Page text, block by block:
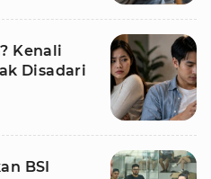
Kenali
Disadari
BSI